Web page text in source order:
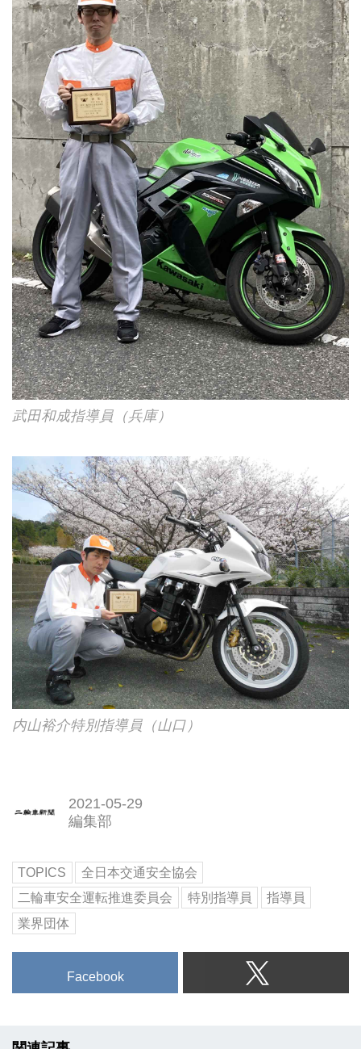
武田和成指導員（兵庫）
内山裕介特別指導員（山口）
2021-05-29
編集部
TOPICS
全日本交通安全協会
二輪車安全運転推進委員会
特別指導員
指導員
業界団体
Facebook